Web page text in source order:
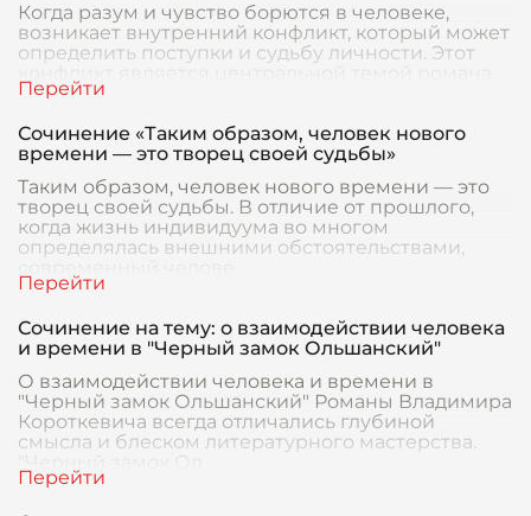
Когда разум и чувство борются в человеке,
возникает внутренний конфликт, который может
определить поступки и судьбу личности. Этот
Михаил
Сочинение «Таким образом, человек нового
времени — это творец своей судьбы»
Таким образом, человек нового времени — это
творец своей судьбы. В отличие от прошлого,
когда жизнь индивидуума во многом
определялась внешними обстоятельствами,
Сочинение на тему: о взаимодействии человека
и времени в "Черный замок Ольшанский"
О взаимодействии человека и времени в
"Черный замок Ольшанский" Романы Владимира
Короткевича всегда отличались глубиной
смысла и блеском литературного мастерства.
"Черный замок Ол